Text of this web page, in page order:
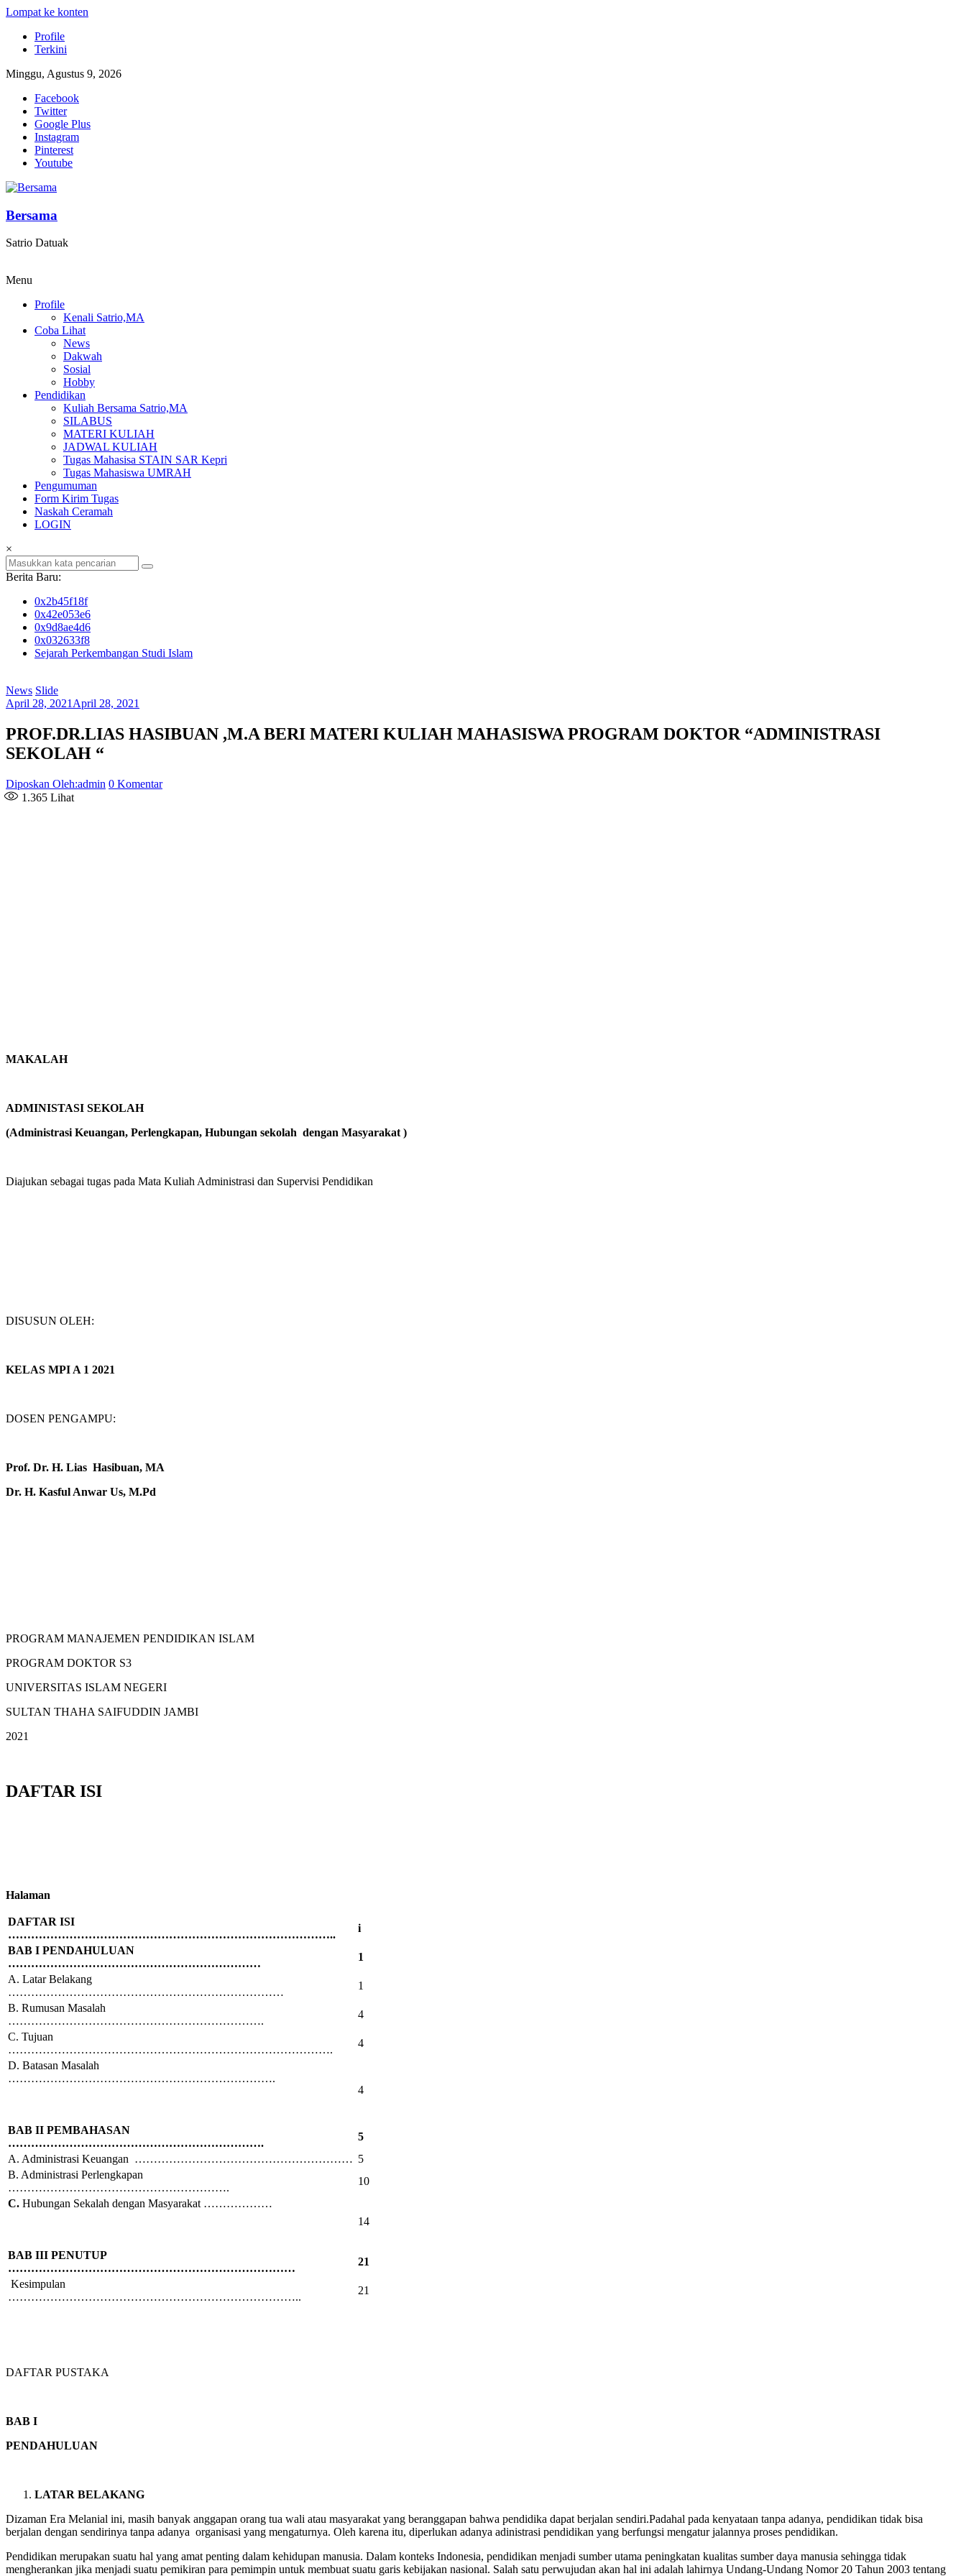
Lompat ke konten
Profile
Terkini
Minggu, Agustus 9, 2026
Facebook
Twitter
Google Plus
Instagram
Pinterest
Youtube
Bersama
Satrio Datuak
Menu
Profile
Kenali Satrio,MA
Coba Lihat
News
Dakwah
Sosial
Hobby
Pendidikan
Kuliah Bersama Satrio,MA
SILABUS
MATERI KULIAH
JADWAL KULIAH
Tugas Mahasisa STAIN SAR Kepri
Tugas Mahasiswa UMRAH
Pengumuman
Form Kirim Tugas
Naskah Ceramah
LOGIN
×
Berita Baru:
0x2b45f18f
0x42e053e6
0x9d8ae4d6
0x032633f8
Sejarah Perkembangan Studi Islam
News Slide
April 28, 2021April 28, 2021
PROF.DR.LIAS HASIBUAN ,M.A BERI MATERI KULIAH MAHASISWA PROGRAM DOKTOR “ADMINISTRASI
SEKOLAH “
Diposkan Oleh:admin 0 Komentar
1.365 Lihat
MAKALAH
ADMINISTASI SEKOLAH
(Administrasi Keuangan, Perlengkapan, Hubungan sekolah dengan Masyarakat )
Diajukan sebagai tugas pada Mata Kuliah Administrasi dan Supervisi Pendidikan
DISUSUN OLEH:
KELAS MPI A 1 2021
DOSEN PENGAMPU:
Prof. Dr. H. Lias Hasibuan, MA
Dr. H. Kasful Anwar Us, M.Pd
PROGRAM MANAJEMEN PENDIDIKAN ISLAM
PROGRAM DOKTOR S3
UNIVERSITAS ISLAM NEGERI
SULTAN THAHA SAIFUDDIN JAMBI
2021
DAFTAR ISI
Halaman
DAFTAR ISI
…………………………………………………………………………..
i
BAB I PENDAHULUAN
…………………………………………………………
1
A. Latar Belakang
………………………………………………………………
1
B. Rumusan Masalah
………………………………………………………….
4
C. Tujuan
………………………………………………………………………….
4
D. Batasan Masalah
…………………………………………………………….
4
BAB II PEMBAHASAN
………………………………………………………….
5
A. Administrasi Keuangan ………………………………………………… 5
B. Administrasi Perlengkapan
………………………………………………….
10
C. Hubungan Sekalah dengan Masyarakat ………………
14
BAB III PENUTUP
…………………………………………………………………
21
Kesimpulan
…………………………………………………………………..
21
DAFTAR PUSTAKA
BAB I
PENDAHULUAN
LATAR BELAKANG
Dizaman Era Melanial ini, masih banyak anggapan orang tua wali atau masyarakat yang beranggapan bahwa pendidika dapat berjalan sendiri.Padahal pada kenyataan tanpa adanya, pendidikan tidak bisa
berjalan dengan sendirinya tanpa adanya organisasi yang mengaturnya. Oleh karena itu, diperlukan adanya adinistrasi pendidikan yang berfungsi mengatur jalannya proses pendidikan.
Pendidikan merupakan suatu hal yang amat penting dalam kehidupan manusia. Dalam konteks Indonesia, pendidikan menjadi sumber utama peningkatan kualitas sumber daya manusia sehingga tidak
mengherankan jika menjadi suatu pemikiran para pemimpin untuk membuat suatu garis kebijakan nasional. Salah satu perwujudan akan hal ini adalah lahirnya Undang-Undang Nomor 20 Tahun 2003 tentang